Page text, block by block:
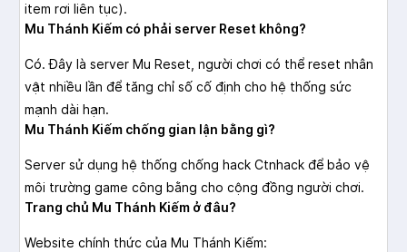
item rơi liên tục).
Mu Thánh Kiếm có phải server Reset không?
Có. Đây là server Mu Reset, người chơi có thể reset nhân
vật nhiều lần để tăng chỉ số cố định cho hệ thống sức
mạnh dài hạn.
Mu Thánh Kiếm chống gian lận bằng gì?
Server sử dụng hệ thống chống hack Ctnhack để bảo vệ
môi trường game công bằng cho cộng đồng người chơi.
Trang chủ Mu Thánh Kiếm ở đâu?
Website chính thức của Mu Thánh Kiếm: